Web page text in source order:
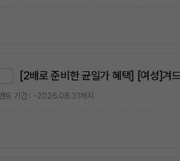
[2배로 준비한 균일가 혜택] [여성]겨
트 기간 : ~2026.08.31까지